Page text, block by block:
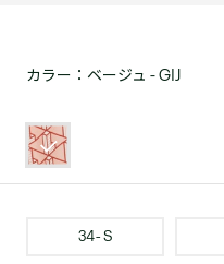
カラー： ベージュ - GIJ
34 - S